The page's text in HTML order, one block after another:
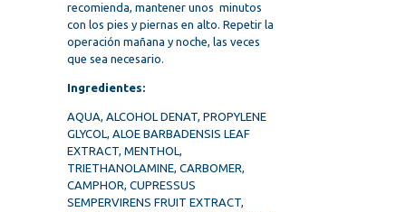
recomienda, mantener unos minutos
con los pies y piernas en alto. Repetir la
operación mañana y noche, las veces
que sea necesario.
Ingredientes:
AQUA, ALCOHOL DENAT, PROPYLENE
GLYCOL, ALOE BARBADENSIS LEAF
EXTRACT, MENTHOL,
TRIETHANOLAMINE, CARBOMER,
CAMPHOR, CUPRESSUS
SEMPERVIRENS FRUIT EXTRACT,